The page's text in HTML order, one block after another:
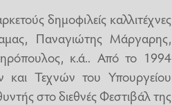
δημοφιλείς καλλιτέχνες
Παναγιώτης Μάργαρης,
κ.ά.. Από το 1994
και Τεχνών του Υπουργείου
στο διεθνές Φεστιβάλ της